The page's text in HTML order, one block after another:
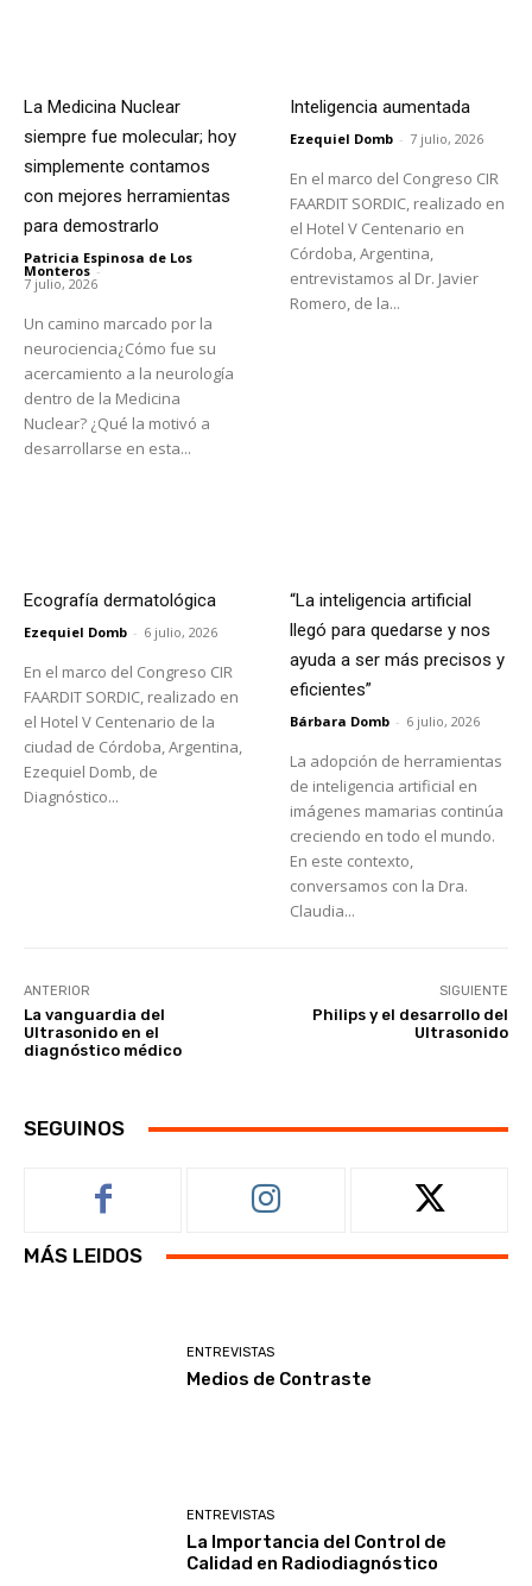
La Medicina Nuclear
siempre fue molecular; hoy
simplemente contamos
con mejores herramientas
para demostrarlo
Patricia Espinosa de Los
Monteros -
7 julio, 2026
Un camino marcado por la
neurociencia¿Cómo fue su
acercamiento a la neurología
dentro de la Medicina
Nuclear? ¿Qué la motivó a
desarrollarse en esta...
Inteligencia aumentada
Ezequiel Domb - 7 julio, 2026
En el marco del Congreso CIR
FAARDIT SORDIC, realizado en
el Hotel V Centenario en
Córdoba, Argentina,
entrevistamos al Dr. Javier
Romero, de la...
Ecografía dermatológica
Ezequiel Domb - 6 julio, 2026
En el marco del Congreso CIR
FAARDIT SORDIC, realizado en
el Hotel V Centenario de la
ciudad de Córdoba, Argentina,
Ezequiel Domb, de
Diagnóstico...
“La inteligencia artificial
llegó para quedarse y nos
ayuda a ser más precisos y
eficientes”
Bárbara Domb - 6 julio, 2026
La adopción de herramientas
de inteligencia artificial en
imágenes mamarias continúa
creciendo en todo el mundo.
En este contexto,
conversamos con la Dra.
Claudia...
ANTERIOR
La vanguardia del
Ultrasonido en el
diagnóstico médico
SIGUIENTE
Philips y el desarrollo del
Ultrasonido
SEGUINOS
MÁS LEIDOS
ENTREVISTAS
Medios de Contraste
ENTREVISTAS
La Importancia del Control de
Calidad en Radiodiagnóstico